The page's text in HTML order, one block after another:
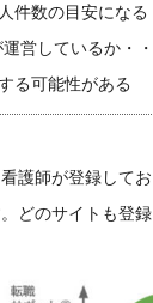
件数の目安になる
営しているか・
る可能性がある
護師が登録して
どのサイトも登録